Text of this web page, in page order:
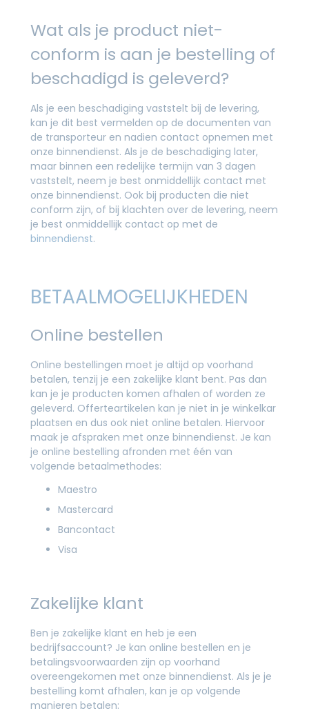
Wat als je product niet-
conform is aan je bestelling of
beschadigd is geleverd?
Als je een beschadiging vaststelt bij de levering,
kan je dit best vermelden op de documenten van
de transporteur en nadien contact opnemen met
onze binnendienst. Als je de beschadiging later,
maar binnen een redelijke termijn van 3 dagen
vaststelt, neem je best onmiddellijk contact met
onze binnendienst. Ook bij producten die niet
conform zijn, of bij klachten over de levering, neem
je best onmiddellijk contact op met de
binnendienst.
BETAALMOGELIJKHEDEN
Online bestellen
Online bestellingen moet je altijd op voorhand
betalen, tenzij je een zakelijke klant bent. Pas dan
kan je je producten komen afhalen of worden ze
geleverd. Offerteartikelen kan je niet in je winkelkar
plaatsen en dus ook niet online betalen. Hiervoor
maak je afspraken met onze binnendienst. Je kan
je online bestelling afronden met één van
volgende betaalmethodes:
Maestro
Mastercard
Bancontact
Visa
Zakelijke klant
Ben je zakelijke klant en heb je een
bedrijfsaccount? Je kan online bestellen en je
betalingsvoorwaarden zijn op voorhand
overeengekomen met onze binnendienst. Als je je
bestelling komt afhalen, kan je op volgende
manieren betalen: